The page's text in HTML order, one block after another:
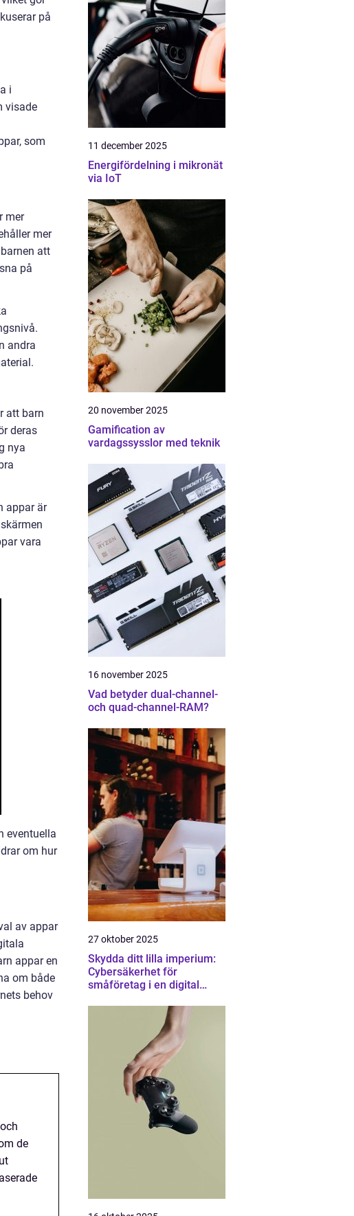
på
i
visade
som
mer
mer
att
på
andra
att barn
deras
nya
appar är
vara
eventuella
om hur
av appar
appar en
om både
behov
de
11 december 2025
Energifördelning i mikronät
via IoT
20 november 2025
Gamification av
vardagssysslor med teknik
16 november 2025
Vad betyder dual-channel-
och quad-channel-RAM?
27 oktober 2025
Skydda ditt lilla imperium:
Cybersäkerhet för
småföretag i en digital